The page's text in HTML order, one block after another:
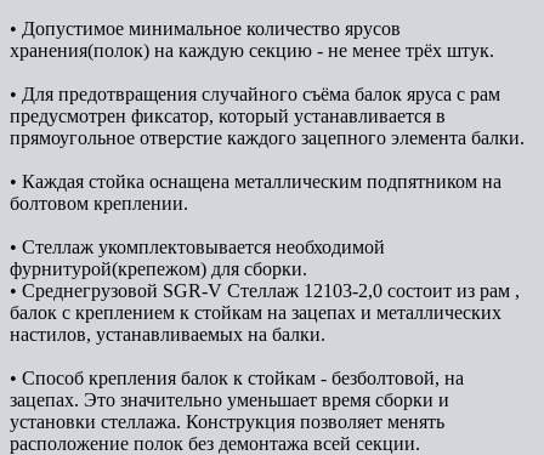
• Допустимое минимальное количество ярусов
хранения(полок) на каждую секцию - не менее трёх штук.
• Для предотвращения случайного съёма балок яруса с рам
предусмотрен фиксатор, который устанавливается в
прямоугольное отверстие каждого зацепного элемента балки.
• Каждая стойка оснащена металлическим подпятником на
болтовом креплении.
• Стеллаж укомплектовывается необходимой
фурнитурой(крепежом) для сборки.
• Среднегрузовой SGR-V Стеллаж 12103-2,0 состоит из рам ,
балок с креплением к стойкам на зацепах и металлических
настилов, устанавливаемых на балки.
• Способ крепления балок к стойкам - безболтовой, на
зацепах. Это значительно уменьшает время сборки и
установки стеллажа. Конструкция позволяет менять
расположение полок без демонтажа всей секции.